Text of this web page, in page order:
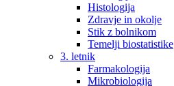
Histologija
Zdravje in okolje
Stik z bolnikom
Temelji biostatistike
3. letnik
Farmakologija
Mikrobiologija